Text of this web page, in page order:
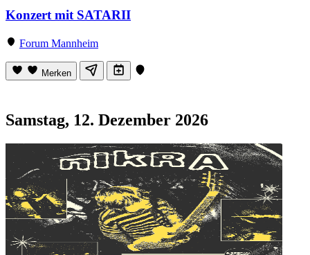
Konzert mit SATARII
Forum Mannheim
Merken
Samstag, 12. Dezember 2026